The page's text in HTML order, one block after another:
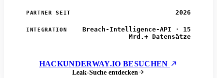
PARTNER SEIT 2026
INTEGRATION
Breach-Intelligence-API · 15
Mrd.+ Datensätze
HACKUNDERWAY.IO BESUCHEN
Leak-Suche entdecken